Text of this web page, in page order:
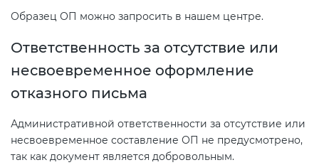
Образец ОП можно запросить в нашем центре.
Ответственность за отсутствие или
несвоевременное оформление
отказного письма
Административной ответственности за отсутствие или
несвоевременное составление ОП не предусмотрено,
так как документ является добровольным.